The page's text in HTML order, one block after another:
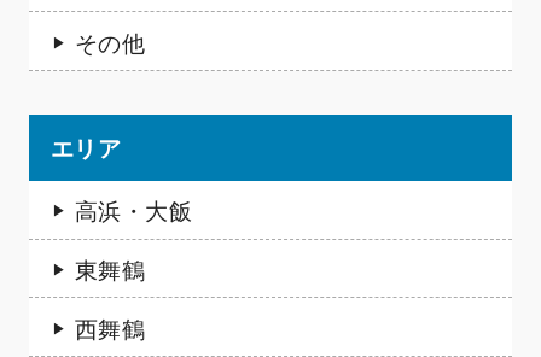
その他
エリア
高浜・大飯
東舞鶴
西舞鶴